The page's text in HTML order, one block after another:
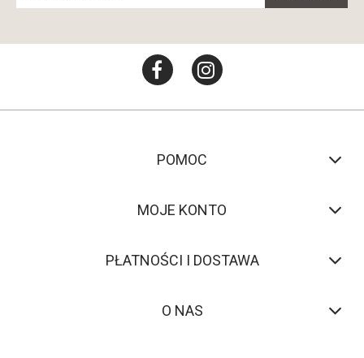
POMOC
MOJE KONTO
PŁATNOŚCI I DOSTAWA
O NAS